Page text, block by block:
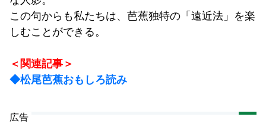
この句からも私たちは、芭蕉独特の「遠近法」を楽
しむことができる。
＜関連記事＞
◆松尾芭蕉おもしろ読み
広告